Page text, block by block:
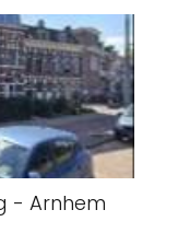
- Arnhem